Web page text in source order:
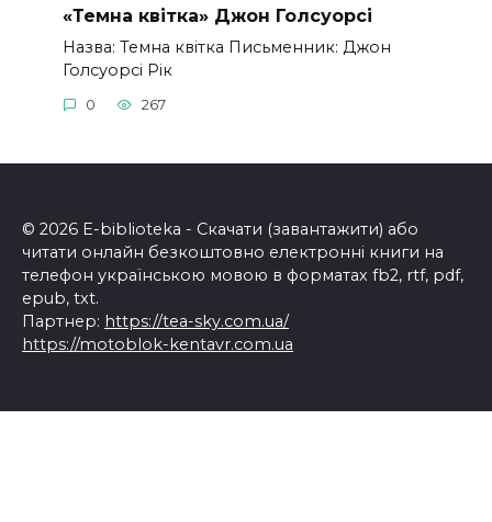
«Темна квітка» Джон Голсуорсі
Назва: Темна квітка Письменник: Джон
Голсуорсі Рік
0 267
© 2026 E-biblioteka - Скачати (завантажити) або
читати онлайн безкоштовно електронні книги на
телефон українською мовою в форматах fb2, rtf, pdf,
epub, txt.
Партнер: https://tea-sky.com.ua/
https://motoblok-kentavr.com.ua